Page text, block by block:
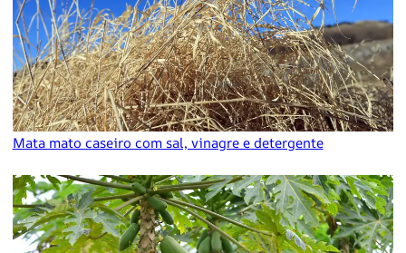
Mata mato caseiro com sal, vinagre e detergente